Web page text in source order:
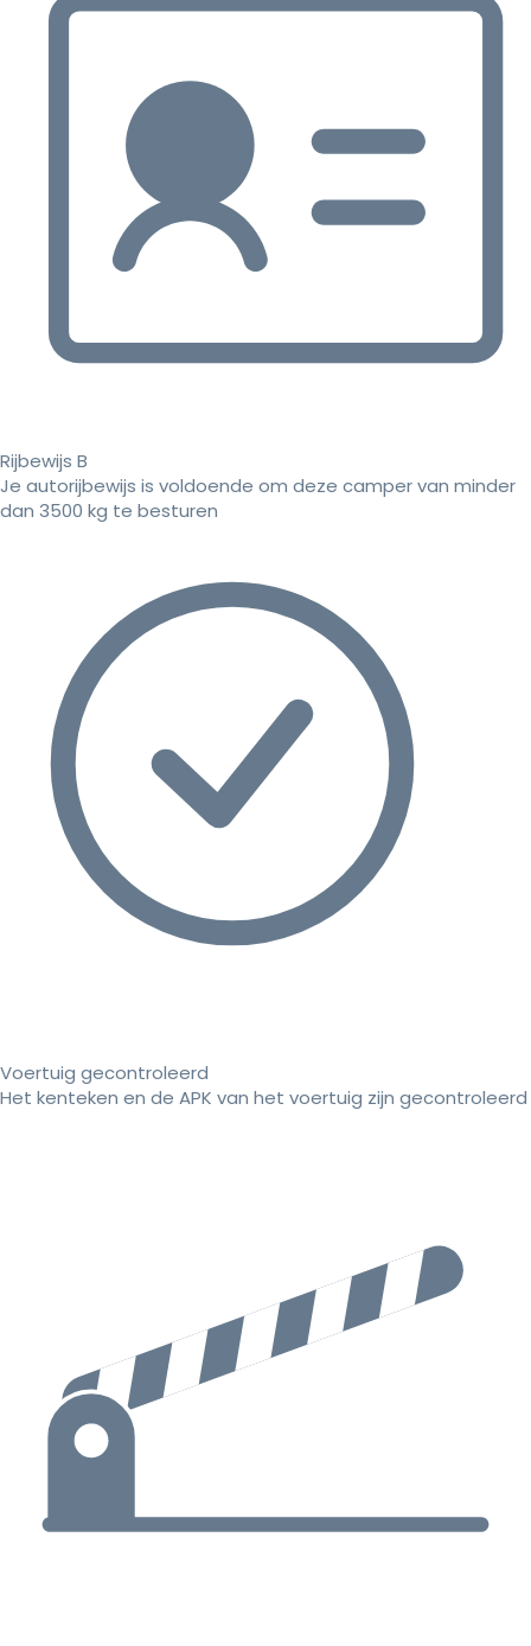
Rijbewijs B
Je autorijbewijs is voldoende om deze camper van minder
dan 3500 kg te besturen
Voertuig gecontroleerd
Het kenteken en de APK van het voertuig zijn gecontroleerd